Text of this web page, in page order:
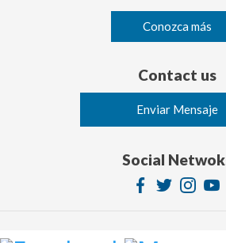
Conozca más
Contact us
Enviar Mensaje
Social
ImageImageImage